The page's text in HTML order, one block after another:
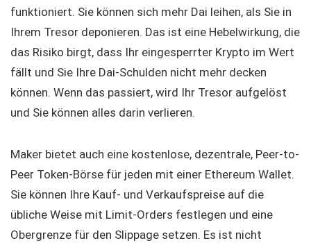
funktioniert. Sie können sich mehr Dai leihen, als Sie in
Ihrem Tresor deponieren. Das ist eine Hebelwirkung, die
das Risiko birgt, dass Ihr eingesperrter Krypto im Wert
fällt und Sie Ihre Dai-Schulden nicht mehr decken
können. Wenn das passiert, wird Ihr Tresor aufgelöst
und Sie können alles darin verlieren.
Maker bietet auch eine kostenlose, dezentrale, Peer-to-
Peer Token-Börse für jeden mit einer Ethereum Wallet.
Sie können Ihre Kauf- und Verkaufspreise auf die
übliche Weise mit Limit-Orders festlegen und eine
Obergrenze für den Slippage setzen. Es ist nicht